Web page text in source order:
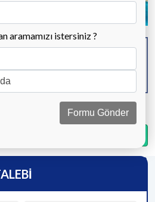
Göster
& WC
3 ADET
YATAK ODASI
aramamızı istersiniz ?
Formu Gönder